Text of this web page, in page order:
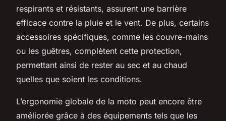
respirants et résistants, assurent une barrière
efficace contre la pluie et le vent. De plus, certains
accessoires spécifiques, comme les couvre-mains
ou les guêtres, complètent cette protection,
permettant ainsi de rester au sec et au chaud
quelles que soient les conditions.
L’ergonomie globale de la moto peut encore être
améliorée grâce à des équipements tels que les